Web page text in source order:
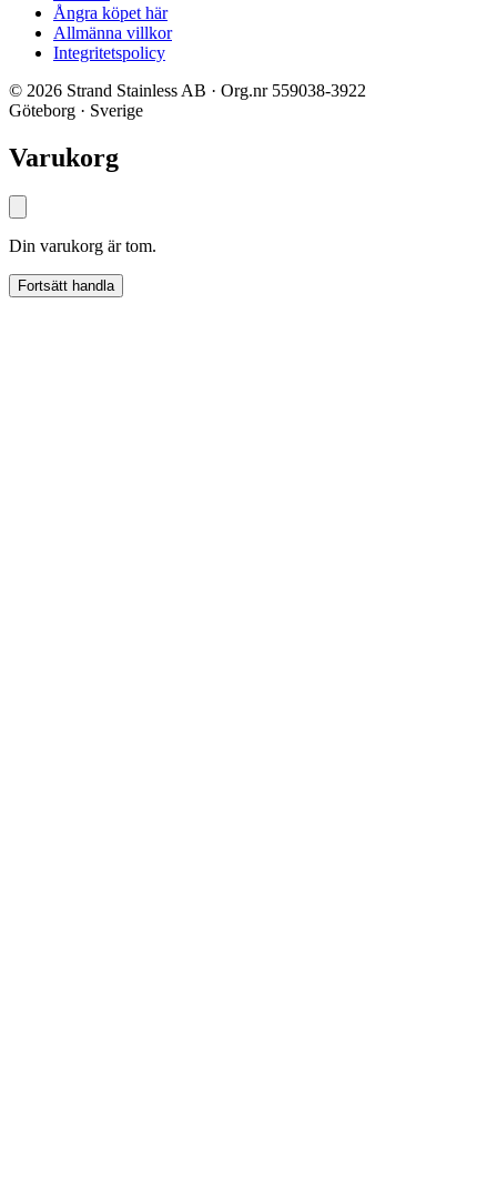
Ångra köpet här
Allmänna villkor
Integritetspolicy
© 2026 Strand Stainless AB · Org.nr 559038-3922
Göteborg · Sverige
Varukorg
Din varukorg är tom.
Fortsätt handla